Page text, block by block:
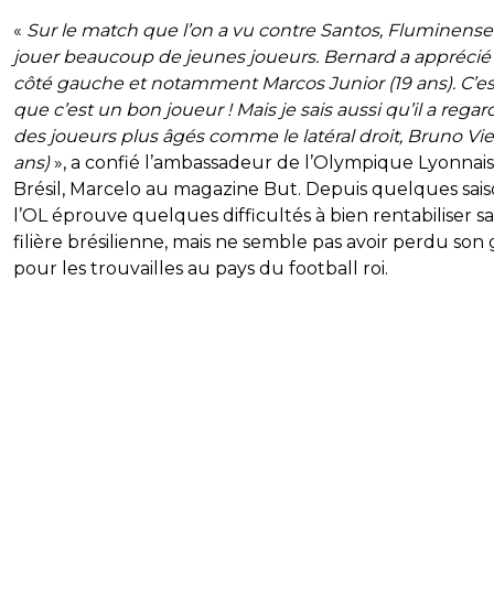
« Sur le match que l’on a vu contre Santos,
jouer beaucoup de jeunes joueurs. Bernard a apprécié
côté gauche et notamment Marcos Junior (19 ans).
que c’est un bon joueur ! Mais je sais aussi qu’il a
des joueurs plus âgés comme le latéral droit, Bruno
ans)», a confié l’ambassadeur de l’Olympique
Brésil, Marcelo au magazine But. Depuis quelques
l’OL éprouve quelques difficultés à bien rentabiliser sa
filière brésilienne, mais ne semble pas avoir perdu son
pour les trouvailles au pays du football roi.